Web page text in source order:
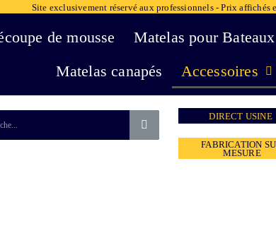
Site exclusivement réservé aux professionnels - Prix affichés
de mousse Matelas pour
Matelas canapés
Accessoires
DIRECT USINE
FABRICATION
MESURE